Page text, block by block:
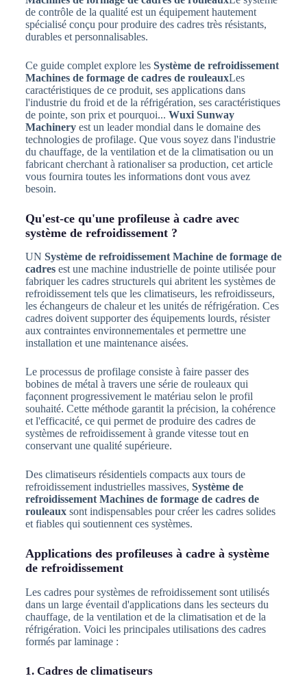
de contrôle de la qualité est un équipement hautement
spécialisé conçu pour produire des cadres très résistants,
durables et personnalisables.
Ce guide complet explore les Système de refroidissement
Machines de formage de cadres de rouleauxLes
caractéristiques de ce produit, ses applications dans
l'industrie du froid et de la réfrigération, ses caractéristiques
de pointe, son prix et pourquoi... Wuxi Sunway
Machineryest un leader mondial dans le domaine des
technologies de profilage. Que vous soyez dans l'industrie
du chauffage, de la ventilation et de la climatisation ou un
fabricant cherchant à rationaliser sa production, cet article
vous fournira toutes les informations dont vous avez
besoin.
Qu'est-ce qu'une profileuse à cadre avec
système de refroidissement ?
UN Système de refroidissement Machine de formage de
cadresest une machine industrielle de pointe utilisée pour
fabriquer les cadres structurels qui abritent les systèmes de
refroidissement tels que les climatiseurs, les refroidisseurs,
les échangeurs de chaleur et les unités de réfrigération. Ces
cadres doivent supporter des équipements lourds, résister
aux contraintes environnementales et permettre une
installation et une maintenance aisées.
Le processus de profilage consiste à faire passer des
bobines de métal à travers une série de rouleaux qui
façonnent progressivement le matériau selon le profil
souhaité. Cette méthode garantit la précision, la cohérence
et l'efficacité, ce qui permet de produire des cadres de
systèmes de refroidissement à grande vitesse tout en
conservant une qualité supérieure.
Des climatiseurs résidentiels compacts aux tours de
refroidissement industrielles massives, Système de
refroidissement Machines de formage de cadres de
rouleauxsont indispensables pour créer les cadres solides
et fiables qui soutiennent ces systèmes.
Applications des profileuses à cadre à système
de refroidissement
Les cadres pour systèmes de refroidissement sont utilisés
dans un large éventail d'applications dans les secteurs du
chauffage, de la ventilation et de la climatisation et de la
réfrigération. Voici les principales utilisations des cadres
formés par laminage :
1. Cadres de climatiseurs